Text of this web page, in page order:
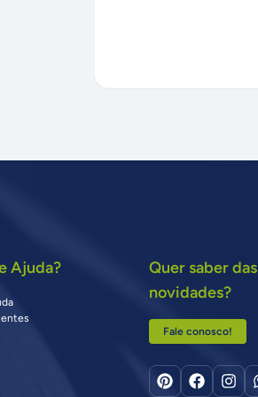
Ajuda?
Quer saber das
novidades?
Fale conosco!